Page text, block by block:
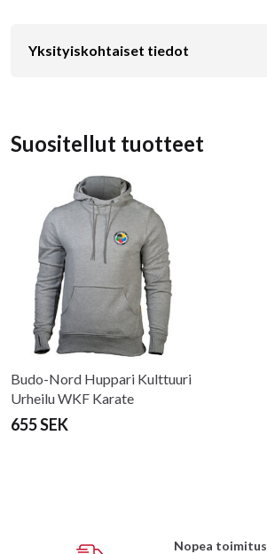
Yksityiskohtaiset tiedot
Suositellut tuotteet
Budo-Nord Huppari Kulttuuri
Urheilu WKF Karate
655 SEK
Nopea toimitus